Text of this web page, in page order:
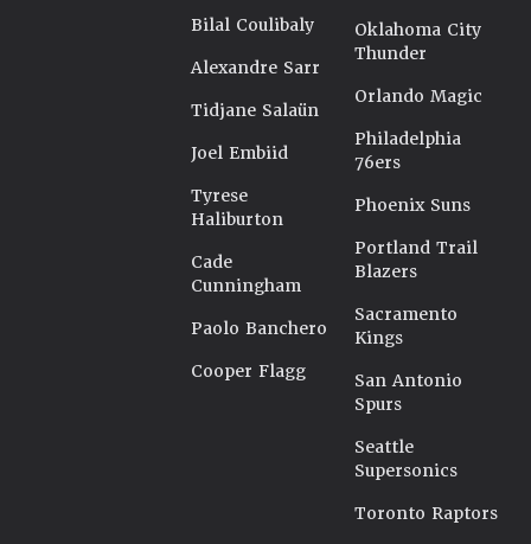
Bilal Coulibaly
Alexandre Sarr
Tidjane Salaün
Joel Embiid
Tyrese
Haliburton
Cade
Cunningham
Paolo Banchero
Cooper Flagg
Oklahoma City
Thunder
Orlando Magic
Philadelphia
76ers
Phoenix Suns
Portland Trail
Blazers
Sacramento
Kings
San Antonio
Spurs
Seattle
Supersonics
Toronto Raptors